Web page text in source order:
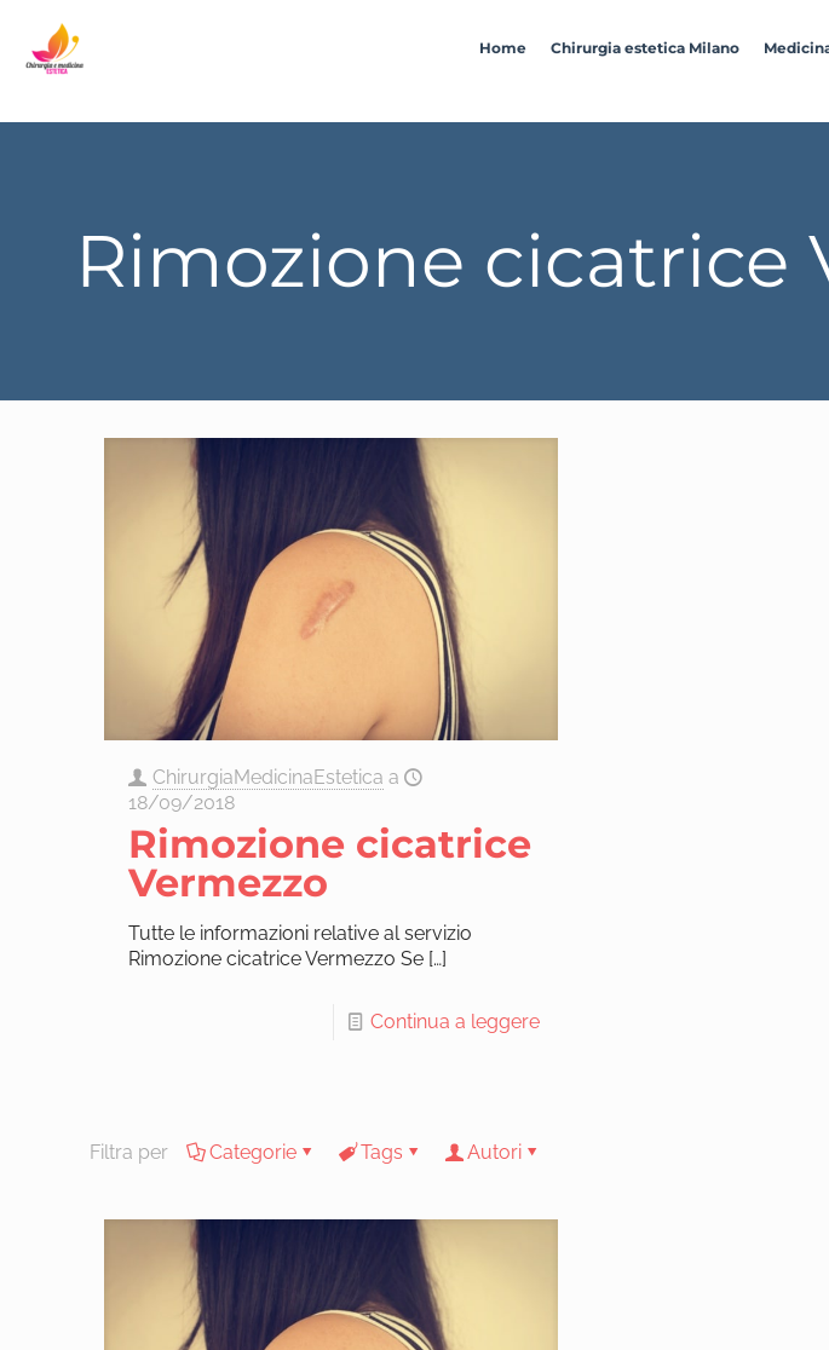
Home Chirurgia estetica Milano
Rimozione cicatrice
ChirurgiaMedicinaEstetica a
18/09/2018
Rimozione cicatrice
Vermezzo
Tutte le informazioni relative al servizio
Rimozione cicatrice Vermezzo Se[…]
Continua a leggere
Filtra per Categorie Tags Autori